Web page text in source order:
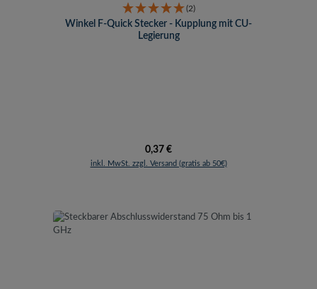
(2)
Winkel F-Quick Stecker - Kupplung mit CU-
Legierung
Regulärer Preis:
0,37 €
inkl. MwSt. zzgl. Versand (gratis ab 50€)